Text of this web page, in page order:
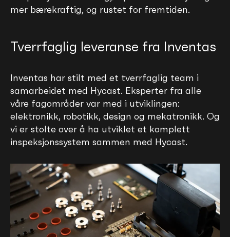
mer bærekraftig, og rustet for fremtiden.
Tverrfaglig leveranse fra Inventas
Inventas har stilt med et tverrfaglig team i
samarbeidet med Hycast. Eksperter fra alle
våre fagområder var med i utviklingen:
elektronikk, robotikk, design og mekatronikk. Og
vi er stolte over å ha utviklet et komplett
inspeksjonssystem sammen med Hycast.